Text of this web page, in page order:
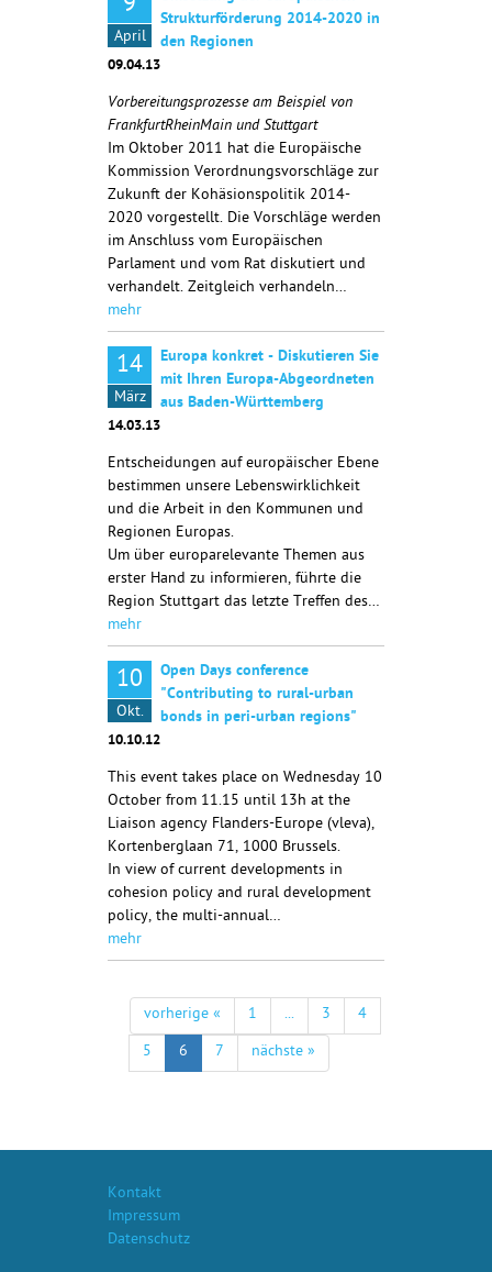
9
April
Strukturförderung 2014-2020 in
den Regionen
09.04.13
Vorbereitungsprozesse am Beispiel von
FrankfurtRheinMain und Stuttgart
Im Oktober 2011 hat die Europäische
Kommission Verordnungsvorschläge zur
Zukunft der Kohäsionspolitik 2014-
2020 vorgestellt. Die Vorschläge werden
im Anschluss vom Europäischen
Parlament und vom Rat diskutiert und
verhandelt. Zeitgleich verhandeln…
mehr
14
März
Europa konkret - Diskutieren Sie
mit Ihren Europa-Abgeordneten
aus Baden-Württemberg
14.03.13
Entscheidungen auf europäischer Ebene
bestimmen unsere Lebenswirklichkeit
und die Arbeit in den Kommunen und
Regionen Europas.
Um über europarelevante Themen aus
erster Hand zu informieren, führte die
Region Stuttgart das letzte Treffen des…
mehr
10
Okt.
Open Days conference
"Contributing to rural-urban
bonds in peri-urban regions"
10.10.12
This event takes place on Wednesday 10
October from 11.15 until 13h at the
Liaison agency Flanders-Europe (vleva),
Kortenberglaan 71, 1000 Brussels.
In view of current developments in
cohesion policy and rural development
policy, the multi-annual…
mehr
vorherige « 1 ... 3
4
5
6 7 nächste »
Kontakt
Impressum
Datenschutz